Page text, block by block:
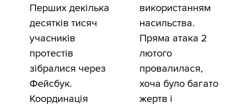
Перших декілька
десятків тисяч
учасників
протестів
зібралися через
Фейсбук.
Координація
використанням
насильства.
Пряма атака 2
лютого
провалилася,
хоча було багато
жертв і